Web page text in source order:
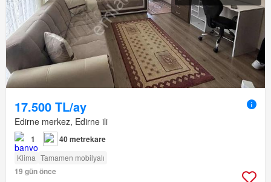
17.500 TL/ay
Edirne merkez, Edirne ili
1 40 metrekare
Klima Tamamen mobilyalı
19 gün önce